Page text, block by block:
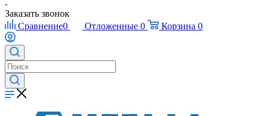
Заказать звонок
Сравнение0 Отложенные 0 Корзина 0